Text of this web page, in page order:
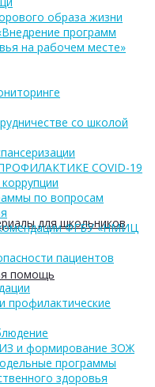
для школьников
помощь
образа жизни
программ
на рабочем месте»
со школой
COVID-19
по вопросам
ФГБУ «НМИЦ
пациентов
профилактические
и формирование ЗОЖ
программы
здоровья